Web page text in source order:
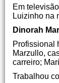
Em
Luizinho na
Dinorah
Profissional
Marzullo,
carreiro;
Trabalhou